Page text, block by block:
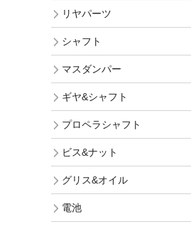
リヤパーツ
シャフト
マスダンパー
ギヤ&シャフト
プロペラシャフト
ビス&ナット
グリス&オイル
電池